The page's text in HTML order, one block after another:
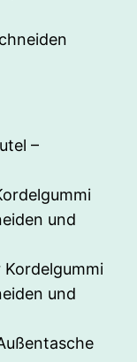
–
und
und